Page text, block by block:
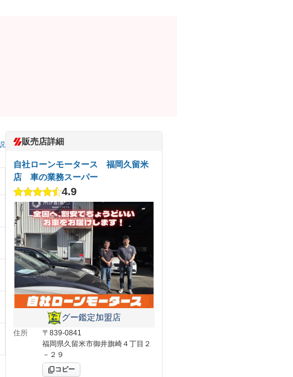
販売店詳細
自社ローンモータース 福岡久留米
店 車の業務スーパー
4.9
グー鑑定加盟店
住所
〒839-0841
福岡県久留米市御井旗崎４丁目２
－２９
コピー